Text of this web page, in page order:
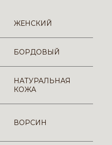
ЖЕНСКИЙ
БОРДОВЫЙ
НАТУРАЛЬНАЯ
КОЖА
ВОРСИН